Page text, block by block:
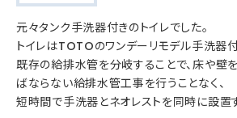
元々タンク手洗器付きのトイレでした。
トイレはTOTOのワンデーリモデル手洗器
既存の給排水管を分岐することで、床や壁
ばならない給排水管工事を行うことなく、
短時間で手洗器とネオレストを同時に設置